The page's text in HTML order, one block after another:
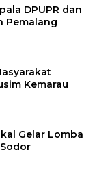
DPUPR dan
Pemalang
Kemarau
Gelar Lomba